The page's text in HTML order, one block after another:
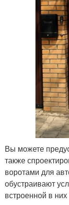
Вы можете
также
воротами для
обустраивают
встроенной в них